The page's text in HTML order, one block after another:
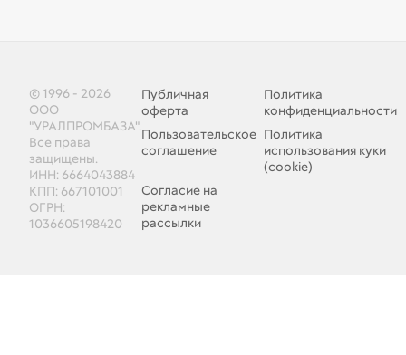
© 1996 - 2026
ООО
"УРАЛПРОМБАЗА".
Все права
защищены.
ИНН: 6664043884
КПП: 667101001
ОГРН:
1036605198420
Публичная
оферта
Политика
конфиденциальности
Пользовательское
соглашение
Политика
использования куки
(cookie)
Согласие на
рекламные
рассылки